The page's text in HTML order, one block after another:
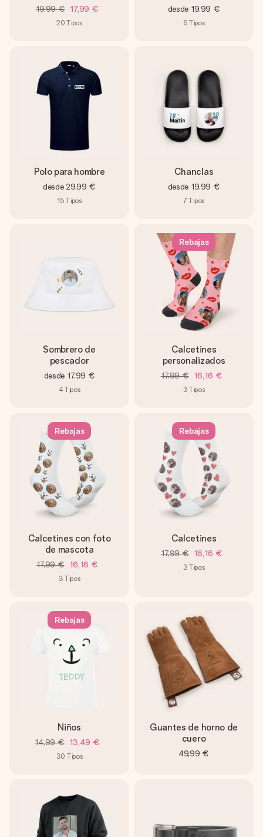
19,99 € 17,99 €
20 Tipos
desde 19,99 €
6 Tipos
Polo para hombre
desde 29,99 €
15 Tipos
Chanclas
desde 19,99 €
7Tipos
Sombrero de
pescador
desde 17,99 €
4Tipos
Rebajas
Calcetines
personalizados
17,99 € 16,16 €
3 Tipos
Rebajas
Calcetines con foto
de mascota
17,99 € 16,16 €
3 Tipos
Rebajas
Calcetines
17,99 € 16,16 €
3 Tipos
Rebajas
Niños
14,99 € 13,49 €
30 Tipos
Guantes de horno de
cuero
49,99 €